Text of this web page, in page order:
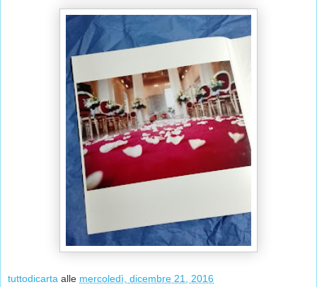
tuttodicarta alle mercoledì, dicembre 21, 2016